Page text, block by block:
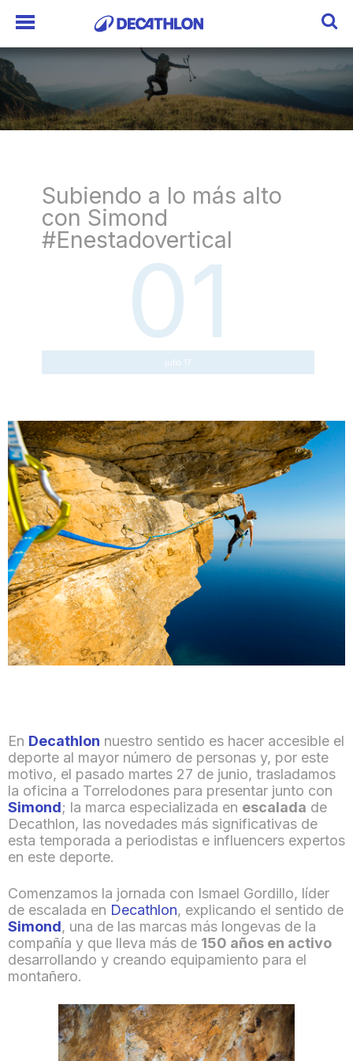
Subiendo a lo más alto
con Simond
#Enestadovertical
01
julio 17
En Decathlon nuestro sentido es hacer accesible el
deporte al mayor número de personas y, por este
motivo, el pasado martes 27 de junio, trasladamos
la oficina a Torrelodones para presentar junto con
Simond; la marca especializada en escalada de
Decathlon, las novedades más significativas de
esta temporada a periodistas e influencers expertos
en este deporte.
Comenzamos la jornada con Ismael Gordillo, líder
de escalada en Decathlon, explicando el sentido de
Simond, una de las marcas más longevas de la
compañía y que lleva más de 150 años en activo
desarrollando y creando equipamiento para el
montañero.